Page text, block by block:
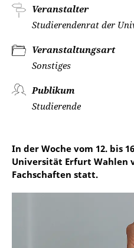
Veranstalter
Studierendenrat der
Veranstaltungsart
Sonstiges
Publikum
Studierende
In der Woche vom 12. bis
Universität Erfurt Wahlen
Fachschaften statt.